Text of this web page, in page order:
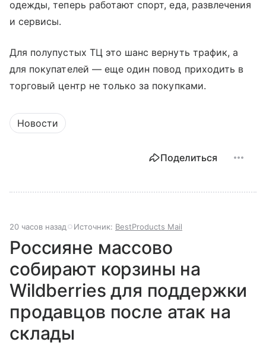
одежды, теперь работают спорт, еда, развлечения
и сервисы.
Для полупустых ТЦ это шанс вернуть трафик, а
для покупателей — еще один повод приходить в
торговый центр не только за покупками.
Новости
Поделиться
20 часов назад Источник: BestProducts Mail
Россияне массово
собирают корзины на
Wildberries для поддержки
продавцов после атак на
склады